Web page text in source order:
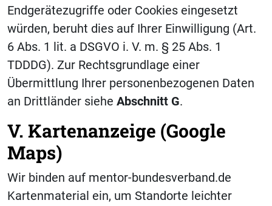
Endgerätezugriffe oder Cookies eingesetzt
würden, beruht dies auf Ihrer Einwilligung (Art.
6 Abs. 1 lit. a DSGVO i. V. m. § 25 Abs. 1
TDDDG). Zur Rechtsgrundlage einer
Übermittlung Ihrer personenbezogenen Daten
an Drittländer siehe Abschnitt G.
V. Kartenanzeige (Google
Maps)
Wir binden auf mentor-bundesverband.de
Kartenmaterial ein, um Standorte leichter